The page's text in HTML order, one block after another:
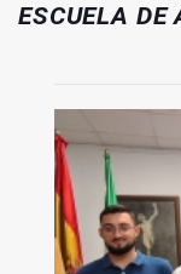
ESCUELA DE